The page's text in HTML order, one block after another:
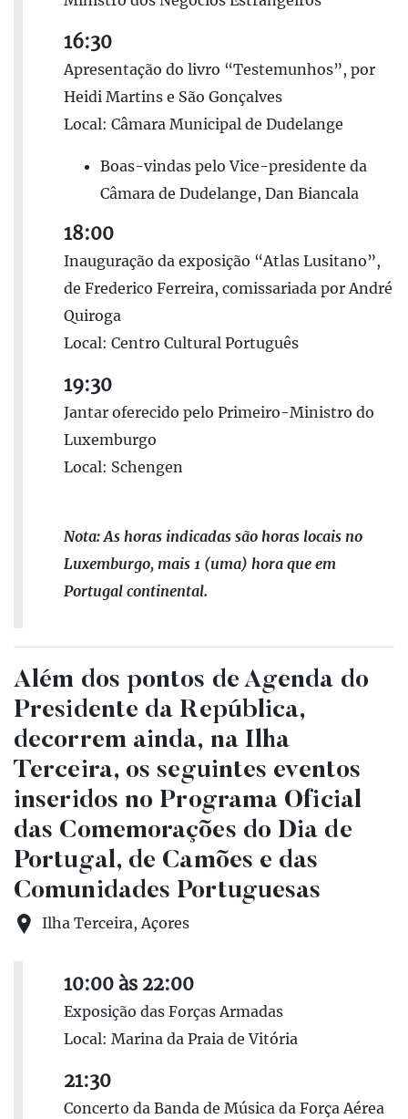
16:30
Apresentação do livro “Testemunhos”, por
Heidi Martins e São Gonçalves
Local: Câmara Municipal de Dudelange
Boas-vindas pelo Vice-presidente da
Câmara de Dudelange, Dan Biancala
18:00
Inauguração da exposição “Atlas Lusitano”,
de Frederico Ferreira, comissariada por André
Quiroga
Local: Centro Cultural Português
19:30
Jantar oferecido pelo Primeiro-Ministro do
Luxemburgo
Local: Schengen
Nota: As horas indicadas são horas locais no
Luxemburgo, mais 1 (uma) hora que em
Portugal continental.
Além dos pontos de Agenda do
Presidente da República,
decorrem ainda, na Ilha
Terceira, os seguintes eventos
inseridos no Programa Oficial
das Comemorações do Dia de
Portugal, de Camões e das
Comunidades Portuguesas
Ilha Terceira, Açores
10:00 às 22:00
Exposição das Forças Armadas
Local: Marina da Praia de Vitória
21:30
Concerto da Banda de Música da Força Aérea